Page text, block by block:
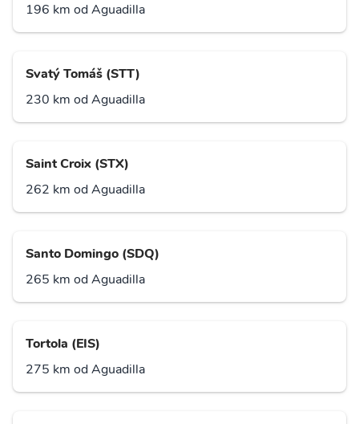
196 km od Aguadilla
Svatý Tomáš (STT)
230 km od Aguadilla
Saint Croix (STX)
262 km od Aguadilla
Santo Domingo (SDQ)
265 km od Aguadilla
Tortola (EIS)
275 km od Aguadilla